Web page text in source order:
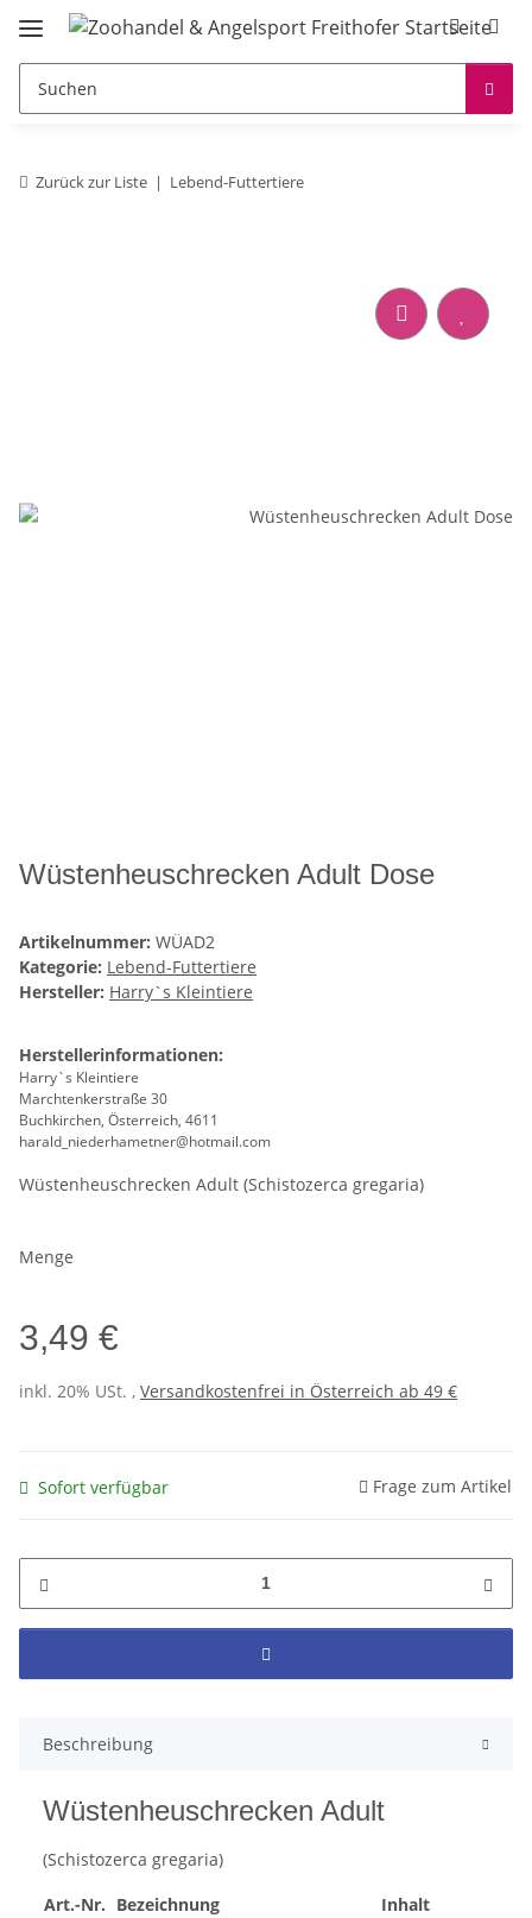
Zurück zur Liste Lebend-Futtertiere
Wüstenheuschrecken Adult Dose
Artikelnummer: WÜAD2
Kategorie: Lebend-Futtertiere
Hersteller: Harry`s Kleintiere
Herstellerinformationen:
Harry`s Kleintiere
Marchtenkerstraße 30
Buchkirchen, Österreich, 4611
harald_niederhametner@hotmail.com
Wüstenheuschrecken Adult (Schistozerca gregaria)
Menge
3,49 €
inkl. 20% USt. , Versandkostenfrei in Österreich ab 49 €
Sofort verfügbar Frage zum Artikel
Beschreibung
Wüstenheuschrecken Adult
(Schistozerca gregaria)
Art.-Nr. Bezeichnung
Inhalt